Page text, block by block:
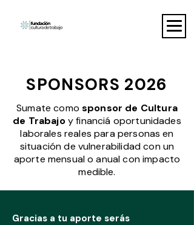
SPONSORS 2026
Sumate comosponsor de Cultura
de Trabajoy financiá oportunidades
laborales reales para personas en
situación de vulnerabilidad con un
aporte mensual o anual con impacto
medible.
Gracias a tu aporte serás